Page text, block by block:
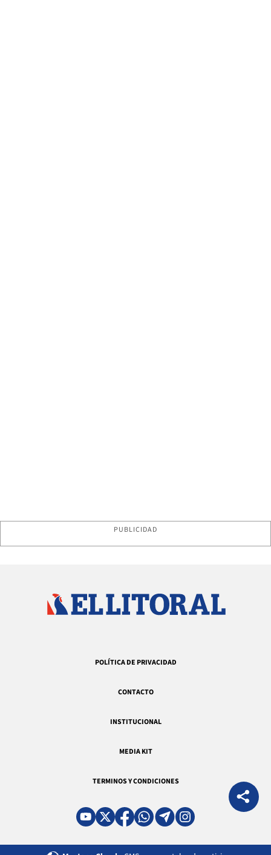
PUBLICIDAD
POLÍTICA DE PRIVACIDAD
CONTACTO
INSTITUCIONAL
MEDIA KIT
TERMINOS Y CONDICIONES